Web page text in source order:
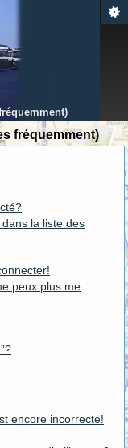
fréquemment)
la liste des
peux plus me
encore incorrecte!